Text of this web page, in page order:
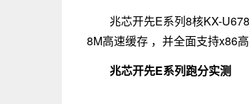
兆芯开先E系列8核KX-
8M高速缓存 ，并全面支持x86
兆芯开先E系列跑分实测